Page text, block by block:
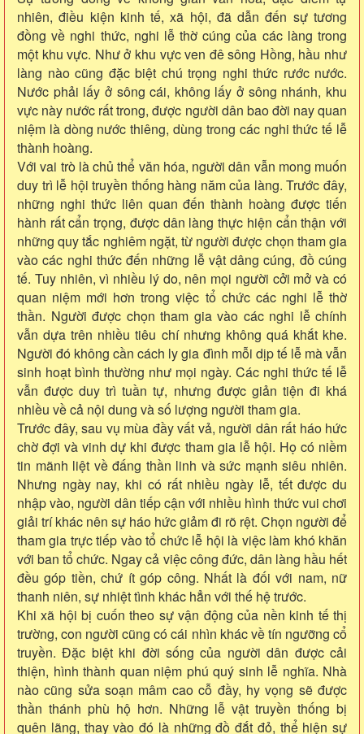
nhiên, điều kiện kinh tế, xã hội, đã dẫn đến sự tương
đồng về nghi thức, nghi lễ thờ cúng của các làng trong
một khu vực. Như ở khu vực ven đê sông Hồng, hầu như
làng nào cũng đặc biệt chú trọng nghi thức rước nước.
Nước phải lấy ở sông cái, không lấy ở sông nhánh, khu
vực này nước rất trong, được người dân bao đời nay quan
niệm là dòng nước thiêng, dùng trong các nghi thức tế lễ
thành hoàng.
Với vai trò là chủ thể văn hóa, người dân vẫn mong muốn
duy trì lễ hội truyền thống hàng năm của làng. Trước đây,
những nghi thức liên quan đến thành hoàng được tiến
hành rất cẩn trọng, được dân làng thực hiện cẩn thận với
những quy tắc nghiêm ngặt, từ người được chọn tham gia
vào các nghi thức đến những lễ vật dâng cúng, đồ cúng
tế. Tuy nhiên, vì nhiều lý do, nên mọi người cởi mở và có
quan niệm mới hơn trong việc tổ chức các nghi lễ thờ
thần. Người được chọn tham gia vào các nghi lễ chính
vẫn dựa trên nhiều tiêu chí nhưng không quá khắt khe.
Người đó không cần cách ly gia đình mỗi dịp tế lễ mà vẫn
sinh hoạt bình thường như mọi ngày. Các nghi thức tế lễ
vẫn được duy trì tuần tự, nhưng được giản tiện đi khá
nhiều về cả nội dung và số lượng người tham gia.
Trước đây, sau vụ mùa đầy vất vả, người dân rất háo hức
chờ đợi và vinh dự khi được tham gia lễ hội. Họ có niềm
tin mãnh liệt về đấng thần linh và sức mạnh siêu nhiên.
Nhưng ngày nay, khi có rất nhiều ngày lễ, tết được du
nhập vào, người dân tiếp cận với nhiều hình thức vui chơi
giải trí khác nên sự háo hức giảm đi rõ rệt. Chọn người để
tham gia trực tiếp vào tổ chức lễ hội là việc làm khó khăn
với ban tổ chức. Ngay cả việc công đức, dân làng hầu hết
đều góp tiền, chứ ít góp công. Nhất là đối với nam, nữ
thanh niên, sự nhiệt tình khác hẳn với thế hệ trước.
Khi xã hội bị cuốn theo sự vận động của nền kinh tế thị
trường, con người cũng có cái nhìn khác về tín ngưỡng cổ
truyền. Đặc biệt khi đời sống của người dân được cải
thiện, hình thành quan niệm phú quý sinh lễ nghĩa. Nhà
nào cũng sửa soạn mâm cao cỗ đầy, hy vọng sẽ được
thần thánh phù hộ hơn. Những lễ vật truyền thống bị
quên lãng, thay vào đó là những đồ đắt đỏ, thể hiện sự